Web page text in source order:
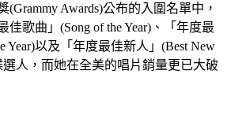
(Grammy Awards)公布的入圍名單中，
佳歌曲」(Song of the Year)、「年度最
Year)以及「年度最佳新人」(Best New
人，而她在全美的唱片銷量更已大破